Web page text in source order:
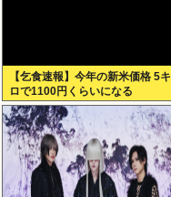
【乞食速報】今年の新米価格 5キ
ロで1100円くらいになる